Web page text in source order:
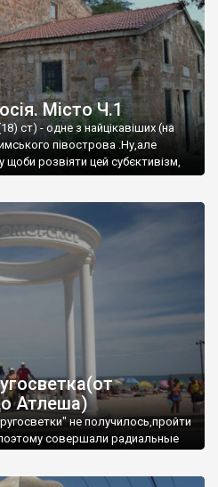
Місто Ч.1
ст) - одне з найцікавіших (на
півострова .Ну,але
розвіяти цей субєктивізм,
Атлеша)
не получилось,пройти
совершали радиальные